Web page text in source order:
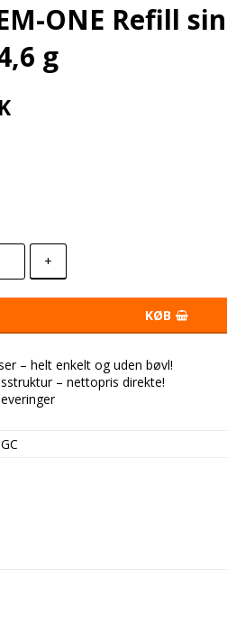
ONE Refill
g
+
KØB
– helt enkelt og uden bøvl!
– nettopris direkte!
GC